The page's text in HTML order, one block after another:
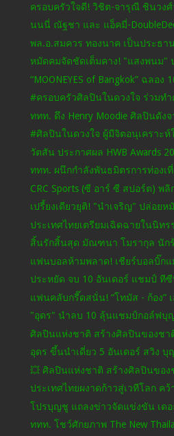
ครอบครัวใจดี! วิชิต-จารุณี ชินวงศ์
นนนี่ ณัฐชา และ แอ็คมี่-
พล.อ.สมควร ทองนาค เป็นประธา
หมัดคมจัดชัดเต็มคาง! "แสงพนม"
“MOONEYES of Bangkok” ฉลอง
#ครอบครัวศิลปินในดวงใจ ร่วมทำ
ททท. ดึง Henry Moodie ศิลปินดัง
#ศิลปินในดวงใจ ผู้มีจิตอนุเคราะห์
วัตสัน ประกาศผล HWB Awards
ททท. ผนึกกำลังพันธมิตรการท่องเ
CRC Sports (ซี อาร์ ซี สปอร์ต) พ
เปรี้ยงเดียวยุติ! "นําเจริญ" ปล่อยห
ประเทศไทยเตรียมเฉิดฉายในนิทร
สิ้นรักสิ้นสุด มัณฑนา โมรากุล นัก
แฟนบอลห้ามพลาด! เชียร์บอลบิ๊กแ
ประหยัด จบ 10 อันเดอร์ แชมป์ ที
แฟนคลับกรี๊ดสนั่น! “โทมัส - ก้อง”
"อุดร" นำลบ 10 ลุ้นแชมป์กอล์ฟบุญ
ศิลปินแห่งชาติ สร้างศิลปินของชา
อุดร ขึ้นนำเดี่ยว 5 อันเดอร์ สวิง
💥 ศิลปินแห่งชาติ สร้างศิลปินขอ
ประเทศไทยผงาดก้าวสู่เวทีโลก คว้
โปรบุญชู แถลงข่าวจัดแข่งขัน เดอ
ททท. โชว์ศักยภาพ The New